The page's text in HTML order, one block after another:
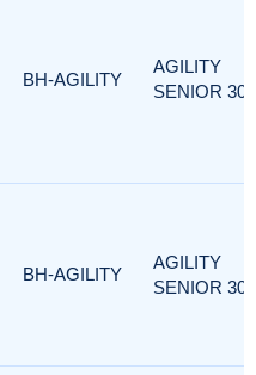
BH-AGILITY
AGILITY
SENIOR 300
BH-AGILITY
AGILITY
SENIOR 300